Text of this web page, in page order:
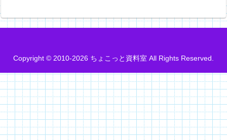
Copyright © 2010-2026 ちょこっと資料室 All Rights Reserved.